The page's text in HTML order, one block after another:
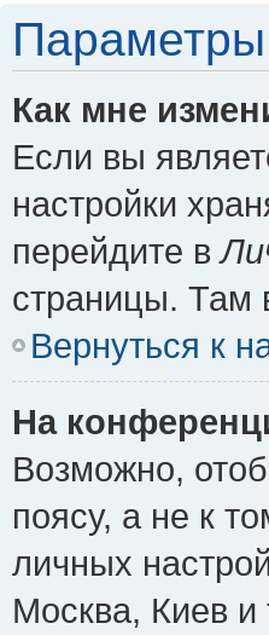
Параметры
Как мне
Если вы
настройки
перейдите в
страницы. Там
Вернуться к
На
Возможно,
поясу, а не к
личных
Москва, Киев и